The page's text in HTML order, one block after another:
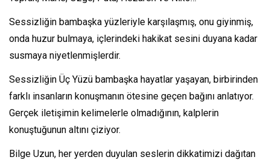
Sessizliğin bambaşka yüzleriyle karşılaşmış, onu giyinmiş,
onda huzur bulmaya, içlerindeki hakikat sesini duyana kadar
susmaya niyetlenmişlerdir.
Sessizliğin Üç Yüzü bambaşka hayatlar yaşayan, birbirinden
farklı insanların konuşmanın ötesine geçen bağını anlatıyor.
Gerçek iletişimin kelimelerle olmadığının, kalplerin
konuştuğunun altını çiziyor.
Bilge Uzun, her yerden duyulan seslerin dikkatimizi dağıtan